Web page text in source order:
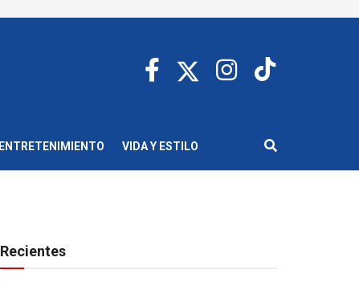
ENTRETENIMIENTO VIDA Y ESTILO
Recientes